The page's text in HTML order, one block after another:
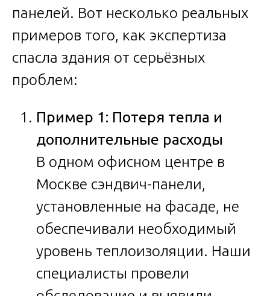
панелей. Вот несколько реальных
примеров того, как экспертиза
спасла здания от серьёзных
проблем:
Пример 1: Потеря тепла и
дополнительные расходы
В одном офисном центре в
Москве сэндвич-панели,
установленные на фасаде, не
обеспечивали необходимый
уровень теплоизоляции. Наши
специалисты провели